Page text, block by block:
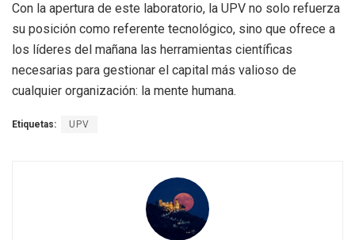
Con la apertura de este laboratorio, la UPV no solo refuerza
su posición como referente tecnológico, sino que ofrece a
los líderes del mañana las herramientas científicas
necesarias para gestionar el capital más valioso de
cualquier organización: la mente humana.
Etiquetas: UPV